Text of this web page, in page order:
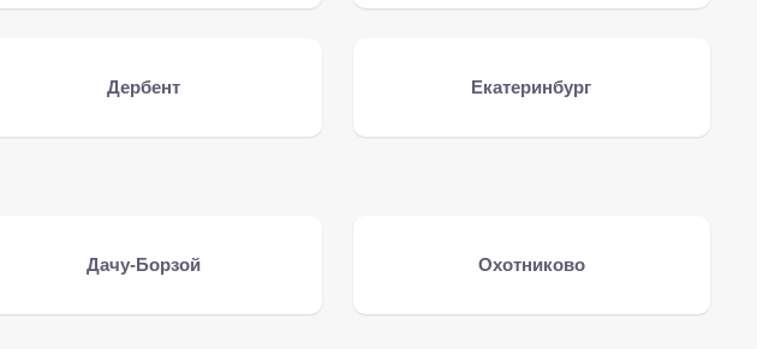
Дербент Екатеринбург
Дачу-Борзой Охотниково